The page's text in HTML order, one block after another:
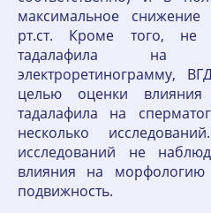
максимальное
рт.ст. Кроме того, не
тадалафила на
электроретинограмму,
целью оценки влияния
тадалафила на
несколько
исследований не
влияния на
подвижность.